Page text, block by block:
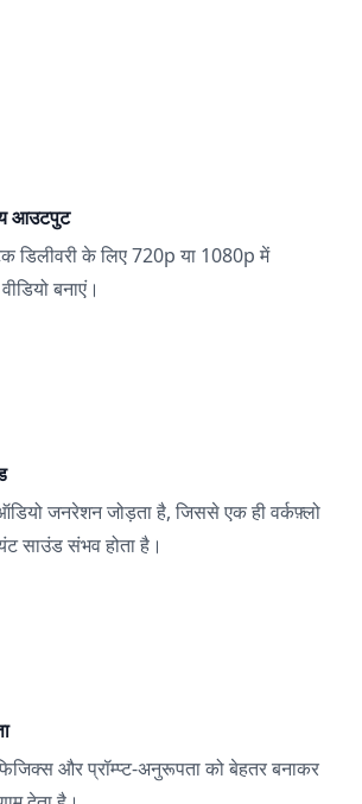
आउटपुट
डिलीवरी के लिए 720p या 1080p में
बनाएं।
जनरेशन जोड़ता है, जिससे एक ही वर्कफ़्लो
साउंड संभव होता है।
और प्रॉम्प्ट-अनुरूपता को बेहतर बनाकर